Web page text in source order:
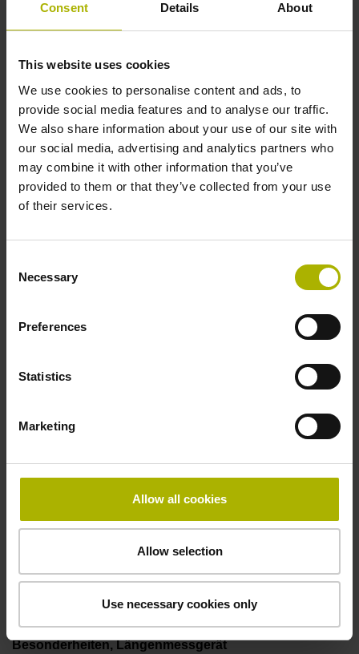
Consent Details About
This website uses cookies
We use cookies to personalise content and ads, to
provide social media features and to analyse our traffic.
We also share information about your use of our site with
our social media, advertising and analytics partners who
may combine it with other information that you’ve
provided to them or that they’ve collected from your use
of their services.
Selection
Necessary
Preferences
Statistics
Marketing
Allow all cookies
Allow selection
Use necessary cookies only
Weitere Referenzmarken
keine
Referenzimpulsbreite
Max. Abtastfrequenz
Störungssignal
Spannungsversorgung
Elektrischer Anschluss
Flanschdose, Stift, 14-polig
Besonderheiten, Längenmessgerät